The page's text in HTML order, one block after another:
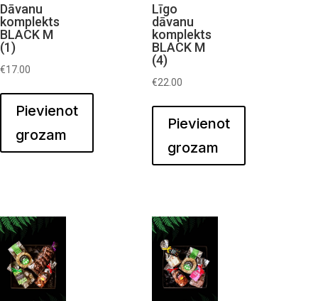
Dāvanu
komplekts
BLACK M
(1)
€17.00
Pievienot
grozam
Līgo
dāvanu
komplekts
BLACK M
(4)
€22.00
Pievienot
grozam